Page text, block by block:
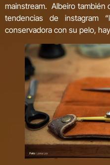
mainstream. Albeiro también
tendencias de instagram
conservadora con su pelo,